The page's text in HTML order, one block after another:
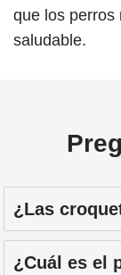
que los perros
saludable.
¿Las
¿Cuál es el